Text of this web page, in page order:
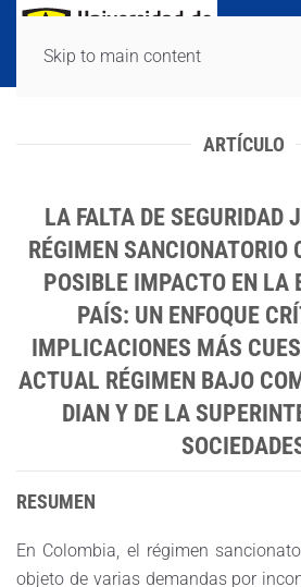
Skip to main content
ARTÍCULO
LA FALTA DE SEGURIDAD
RÉGIMEN SANCIONATORIO
POSIBLE IMPACTO EN LA
PAÍS: UN ENFOQUE
IMPLICACIONES MÁS
ACTUAL RÉGIMEN BAJO
DIAN Y DE LA
RESUMEN
En Colombia, el régimen
objeto de varias demandas por